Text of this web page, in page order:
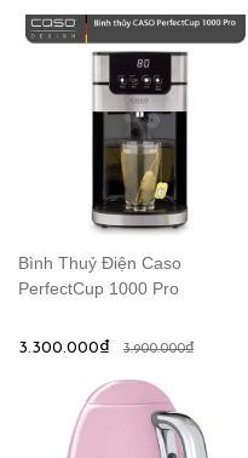
Bình Thuỷ Điện Caso
PerfectCup 1000 Pro
3.300.000₫ 3.900.000₫